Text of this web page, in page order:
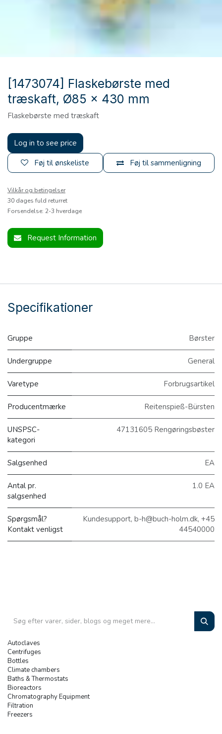
[1473074] Flaskebørste med
træskaft, Ø85 x 430 mm
Flaskebørste med træskaft
Log in to see price
Føj til sammenligning
Føj til ønskeliste
Vilkår og betingelser
30 dages fuld returret
Forsendelse: 2-3 hverdage
Request Information
Specifikationer
Gruppe Børster
Undergruppe General
Varetype Forbrugsartikel
Producentmærke Reitenspieß-Bürsten
UNSPSC-
kategori
47131605 Rengøringsbøster
Salgsenhed EA
Antal pr.
salgsenhed
1.0 EA
Spørgsmål?
Kontakt venligst
Kundesupport, b-h@buch-holm.dk, +45
44540000
Autoclaves
Centrifuges
Bottles
Climate chambers
Baths & Thermostats
Bioreactors
Chromatography Equipment
Filtration
Freezers